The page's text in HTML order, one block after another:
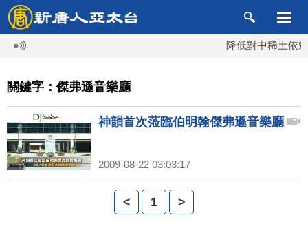
降低對中稀土依賴
關鍵字：傑弗遜音樂廳
神韻首次蒞臨伯明翰傑弗遜音樂廳
2009-08-22 03:03:17
< 1 >